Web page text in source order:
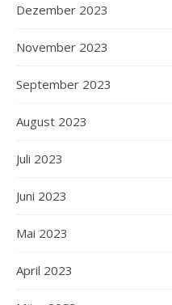
Dezember 2023
November 2023
September 2023
August 2023
Juli 2023
Juni 2023
Mai 2023
April 2023